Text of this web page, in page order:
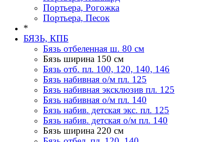
Портьера, Рогожка
Портьера, Песок
*
БЯЗЬ, КПБ
Бязь отбеленная ш. 80 см
Бязь ширина 150 см
Бязь отб. пл. 100, 120, 140, 146
Бязь набивная о/м пл. 125
Бязь набивная эксклюзив пл. 125
Бязь набивная о/м пл. 140
Бязь набив. детская экс. пл. 125
Бязь набив. детская о/м пл. 140
Бязь ширина 220 см